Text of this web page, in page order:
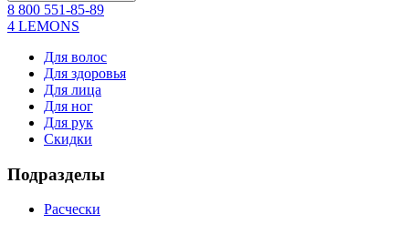
8 800 551-85-89
4 LEMONS
Для волос
Для здоровья
Для лица
Для ног
Для рук
Скидки
Подразделы
Расчески